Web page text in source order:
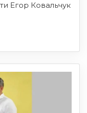
Егор Ковальчук